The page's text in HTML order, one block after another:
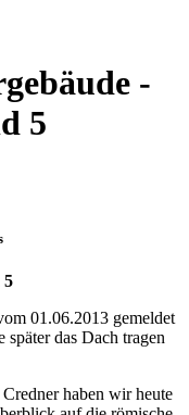
-
5
5
01.06.2013 gemeldet
das Dach tragen
haben wir heute